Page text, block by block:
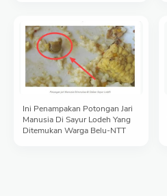
Ini Penampakan Potongan Jari
Manusia Di Sayur Lodeh Yang
Ditemukan Warga Belu-NTT